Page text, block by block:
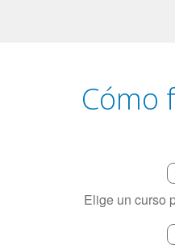
Cómo
Elige un curso